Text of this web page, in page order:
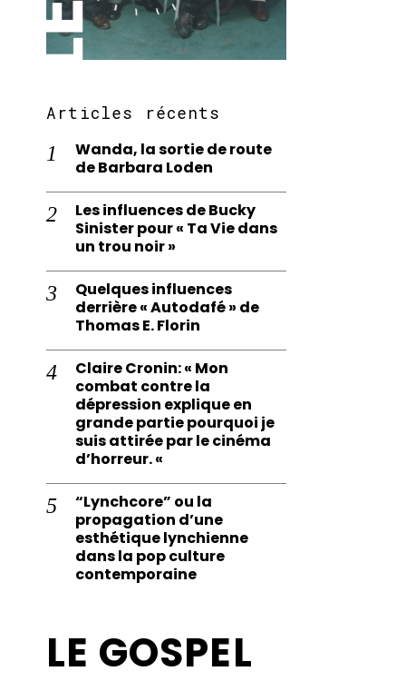
Articles récents
Wanda, la sortie de route
de Barbara Loden
Les influences de Bucky
Sinister pour « Ta Vie dans
un trou noir »
Quelques influences
derrière « Autodafé » de
Thomas E. Florin
Claire Cronin: « Mon
combat contre la
dépression explique en
grande partie pourquoi je
suis attirée par le cinéma
d’horreur. «
“Lynchcore” ou la
propagation d’une
esthétique lynchienne
dans la pop culture
contemporaine
LE GOSPEL